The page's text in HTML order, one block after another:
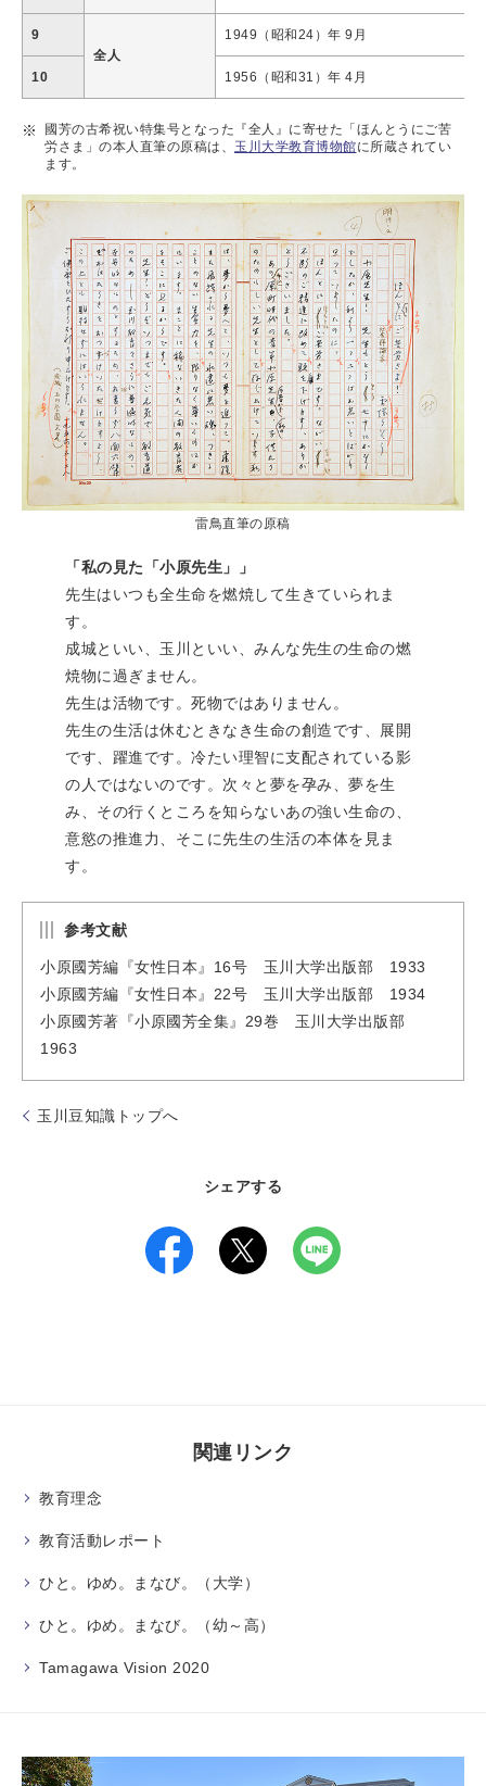
9
全人
1949（昭和24）年 9月
10 1956（昭和31）年 4月
國芳の古希祝い特集号となった『全人』に寄せた「ほんとうにご苦
労さま」の本人直筆の原稿は、 玉川大学教育博物館に所蔵されてい
ます。
雷鳥直筆の原稿
「私の見た「小原先生」」
先生はいつも全生命を燃焼して生きていられま
す。
成城といい、玉川といい、みんな先生の生命の燃
焼物に過ぎません。
先生は活物です。死物ではありません。
先生の生活は休むときなき生命の創造です、展開
です、躍進です。冷たい理智に支配されている影
の人ではないのです。次々と夢を孕み、夢を生
み、その行くところを知らないあの強い生命の、
意慾の推進力、そこに先生の生活の本体を見ま
す。
参考文献
小原國芳編『女性日本』16号 玉川大学出版部 1933
小原國芳編『女性日本』22号 玉川大学出版部 1934
小原國芳著『小原國芳全集』29巻 玉川大学出版部
1963
玉川豆知識トップへ
シェアする
関連リンク
教育理念
教育活動レポート
ひと。ゆめ。まなび。（大学）
ひと。ゆめ。まなび。（幼～高）
Tamagawa Vision 2020